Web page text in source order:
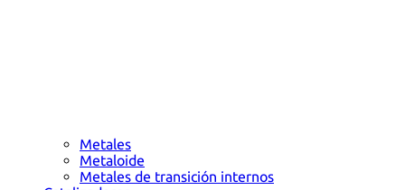
Metales
Metaloide
Metales de transición internos